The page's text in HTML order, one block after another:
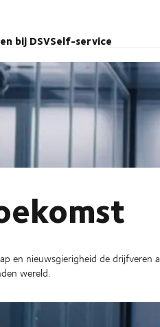
bij DSVSelf-service
en nieuwsgierigheid de
wereld.